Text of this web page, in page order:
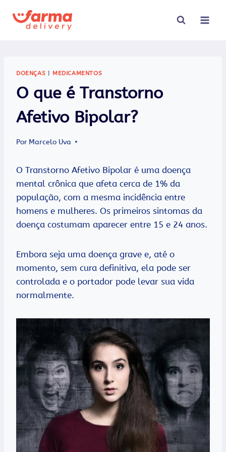
para
DOENÇAS MEDICAMENTOS
O que é Transtorno
Afetivo Bipolar?
Por Marcelo Uva
O Transtorno Afetivo Bipolar é uma doença
mental crônica que afeta cerca de 1% da
população, com a mesma incidência entre
homens e mulheres. Os primeiros sintomas da
doença costumam aparecer entre 15 e 24 anos.
Embora seja uma doença grave e, até o
momento, sem cura definitiva, ela pode ser
controlada e o portador pode levar sua vida
normalmente.